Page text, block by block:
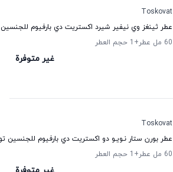
Toskovat
عطر ثينغز وي نيفير شيرد اكستريت دي بارفيوم
60 مل عطر
+1 حجم العطر
غير متوفرة
Toskovat
عطر بورن ستار نـويـو دو اكستريت دي بارفيوم للجنسين
60 مل عطر
+1 حجم العطر